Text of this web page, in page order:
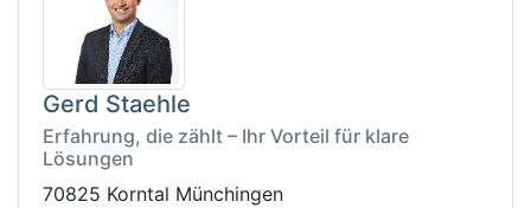
Gerd Staehle
Erfahrung, die zählt – Ihr Vorteil für klare
Lösungen
70825 Korntal Münchingen